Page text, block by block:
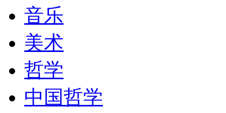
音乐
美术
哲学
中国哲学